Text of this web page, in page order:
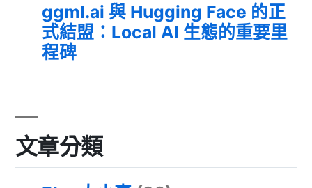
ggml.ai 與 Hugging Face 的正
式結盟：Local AI 生態的重要里
程碑
文章分類